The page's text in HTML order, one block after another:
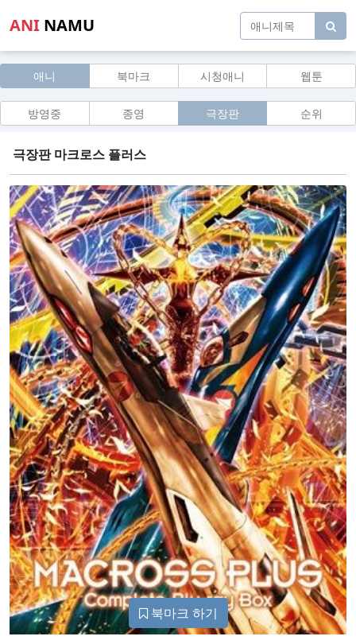
ANI NAMU
애니 북마크 시청애니 웹툰
방영중 종영 극장판 순위
극장판 마크로스 플러스
북마크 하기